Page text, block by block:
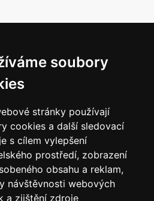
soubory
stránky používají
cookies a další sledovací
s cílem vylepšení
prostředí, zobrazení
obsahu a reklam,
návštěvnosti webových
a zjištění zdroje
a dotazy nezůstanou bez odezvy.